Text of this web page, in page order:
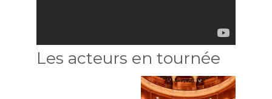
Les acteurs en tournée